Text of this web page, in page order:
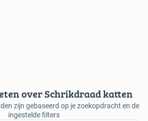
over Schrikdraad katten
zijn gebaseerd op je zoekopdracht en de
ingestelde filters